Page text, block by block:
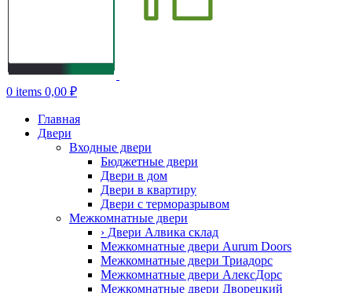
0 items 0,00 ₽
Главная
Двери
Входные двери
Бюджетные двери
Двери в дом
Двери в квартиру
Двери с терморазрывом
Межкомнатные двери
› Двери Алвика склад
Межкомнатные двери Aurum Doors
Межкомнатные двери Триадорс
Межкомнатные двери АлексДорс
Межкомнатные двери Дворецкий